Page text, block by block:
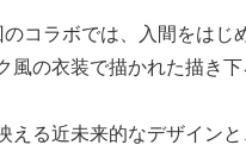
コラボでは、入間をはじ
風の衣装で描かれた描き
える近未来的なデザイン